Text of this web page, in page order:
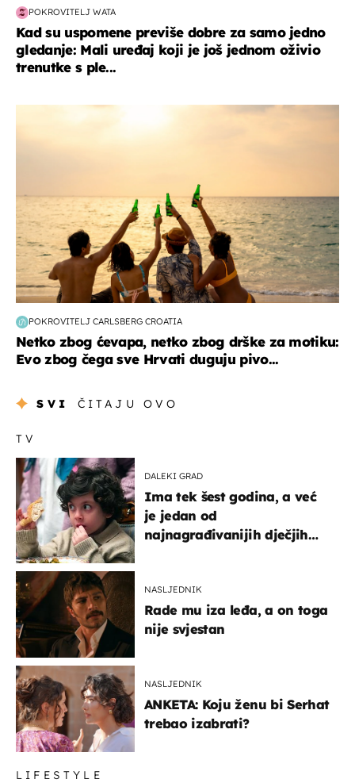
POKROVITELJ WATA
Kad su uspomene previše dobre za samo jedno
gledanje: Mali uređaj koji je još jednom oživio
trenutke s ple...
POKROVITELJ CARLSBERG CROATIA
Netko zbog ćevapa, netko zbog drške za motiku:
Evo zbog čega sve Hrvati duguju pivo...
SVI ČITAJU OVO
TV
DALEKI GRAD
Ima tek šest godina, a već
je jedan od
najnagrađivanijih dječjih
NASLJEDNIK
Rade mu iza leđa, a on toga
nije svjestan
NASLJEDNIK
ANKETA: Koju ženu bi Serhat
trebao izabrati?
LIFESTYLE